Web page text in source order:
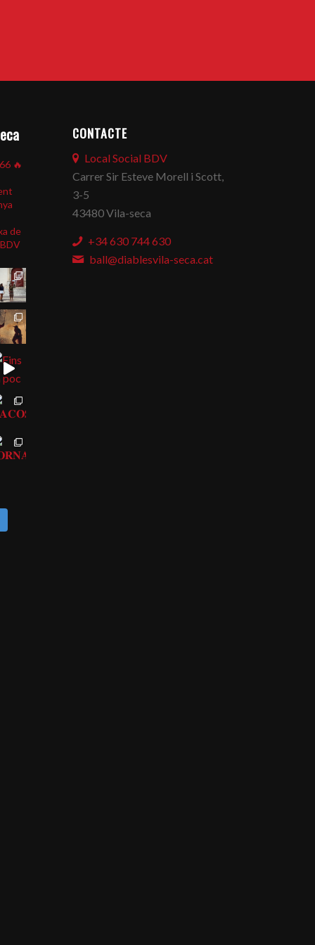
🔥
de
CONTACTE
Local Social BDV
Carrer Sir Esteve Morell i Scott,
3-5
43480 Vila-seca
+34 630 744 630
ball@diablesvila-seca.cat